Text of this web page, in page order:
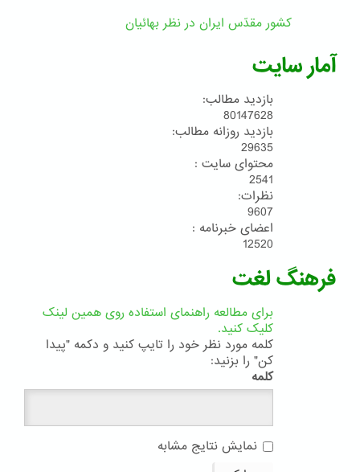
کشور مقدّس ایران در نظر بهائیان
آمار سایت
بازدید مطالب:
80147628
بازدید روزانه مطالب:
29635
محتوای سایت :
2541
نظرات:
9607
اعضای خبرنامه :
12520
فرهنگ لغت
برای مطالعه راهنمای استفاده روی همین لینک
کلیک کنید.
کلمه مورد نظر خود را تایپ کنید و دکمه "پیدا
کن" را بزنید:
کلمه
نمایش نتایج مشابه